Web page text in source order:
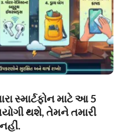
સ્માર્ટફોન માટે આ 5
થશે, તેમને તમારી